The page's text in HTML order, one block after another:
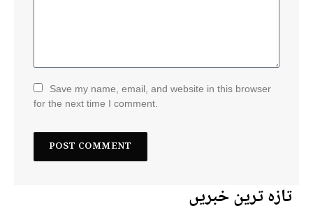
Save my name, email, and website in this browser
for the next time I comment.
تازہ ترین خبریں